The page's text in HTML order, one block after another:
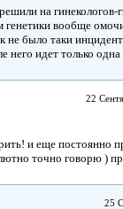
на гинекологов-
вообще
не было таки
идет только одна
22
и еще постоянно
точно говорю )
25